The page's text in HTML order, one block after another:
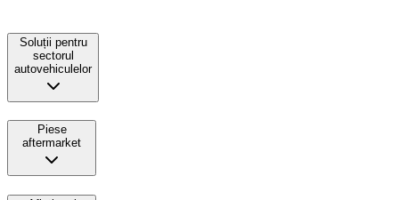
Soluții pentru
sectorul
autovehiculelor
Piese
aftermarket